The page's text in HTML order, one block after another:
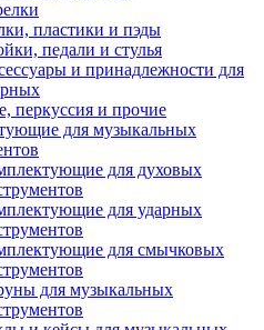
пластики и пэды
педали и стулья
и принадлежности для
перкуссия и прочие
для музыкальных
для духовых
для ударных
для смычковых
для музыкальных